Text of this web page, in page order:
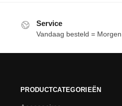
Service
Vandaag besteld =
PRODUCTCATEGORIEËN